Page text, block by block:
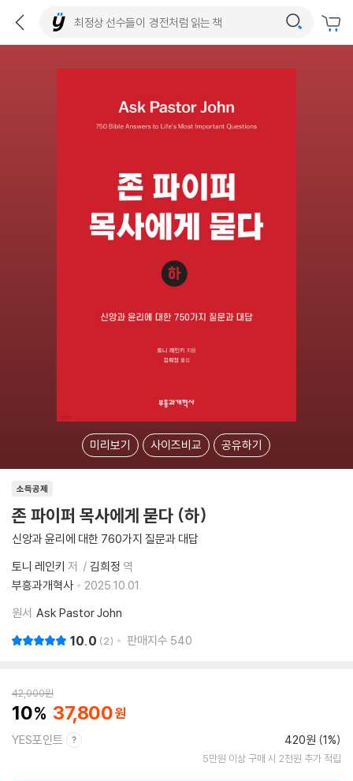
미리보기 사이즈비교 공유하기
소득공제
존 파이퍼 목사에게 묻다 (하)
신앙과 윤리에 대한 760가지 질문과 대답
토니 레인키 저 김희정 역
부흥과개혁사
2025.10.01.
원서 Ask Pastor John
10.0 2 판매지수 540
42,000원
10 37,800
YES포인트 420원 (1%)
5만원 이상 구매 시 2천원 추가 적립